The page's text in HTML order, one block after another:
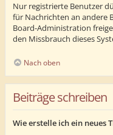
Nur registrierte Benutzer
für Nachrichten an andere
Board-Administration
den Missbrauch dieses
Nach oben
Beiträge schreiben
Wie erstelle ich ein neues